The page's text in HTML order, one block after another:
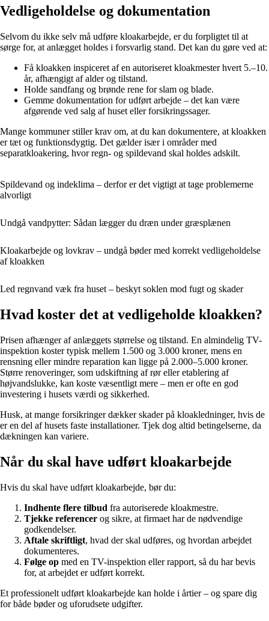
Vedligeholdelse og dokumentation
Selvom du ikke selv må udføre kloakarbejde, er du forpligtet til at
sørge for, at anlægget holdes i forsvarlig stand. Det kan du gøre ved at:
Få kloakken inspiceret af en autoriseret kloakmester hvert 5.–10.
år, afhængigt af alder og tilstand.
Holde sandfang og brønde rene for slam og blade.
Gemme dokumentation for udført arbejde – det kan være
afgørende ved salg af huset eller forsikringssager.
Mange kommuner stiller krav om, at du kan dokumentere, at kloakken
er tæt og funktionsdygtig. Det gælder især i områder med
separatkloakering, hvor regn- og spildevand skal holdes adskilt.
Spildevand og indeklima – derfor er det vigtigt at tage problemerne
alvorligt
Undgå vandpytter: Sådan lægger du dræn under græsplænen
Kloakarbejde og lovkrav – undgå bøder med korrekt vedligeholdelse
af kloakken
Led regnvand væk fra huset – beskyt soklen mod fugt og skader
Hvad koster det at vedligeholde kloakken?
Prisen afhænger af anlæggets størrelse og tilstand. En almindelig TV-
inspektion koster typisk mellem 1.500 og 3.000 kroner, mens en
rensning eller mindre reparation kan ligge på 2.000–5.000 kroner.
Større renoveringer, som udskiftning af rør eller etablering af
højvandslukke, kan koste væsentligt mere – men er ofte en god
investering i husets værdi og sikkerhed.
Husk, at mange forsikringer dækker skader på kloakledninger, hvis de
er en del af husets faste installationer. Tjek dog altid betingelserne, da
dækningen kan variere.
Når du skal have udført kloakarbejde
Hvis du skal have udført kloakarbejde, bør du:
Indhente flere tilbud fra autoriserede kloakmestre.
Tjekke referencer og sikre, at firmaet har de nødvendige
godkendelser.
Aftale skriftligt, hvad der skal udføres, og hvordan arbejdet
dokumenteres.
Følge op med en TV-inspektion eller rapport, så du har bevis
for, at arbejdet er udført korrekt.
Et professionelt udført kloakarbejde kan holde i årtier – og spare dig
for både bøder og uforudsete udgifter.